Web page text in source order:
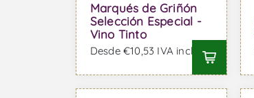
Marqués de Griñón
Selección Especial -
Vino Tinto
Desde €10,53 IVA incl.